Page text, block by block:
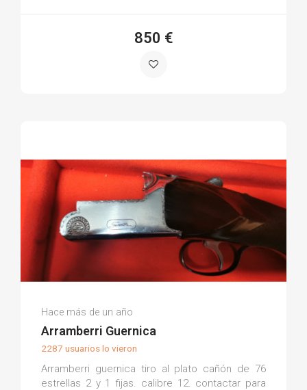
850 €
Tomás R.
Hace más de un año
Arramberri Guernica
2287 usuarios lo vieron
Arramberri guernica tiro al plato cañón de 76
estrellas 2 y 1 fijas. calibre 12. contactar para